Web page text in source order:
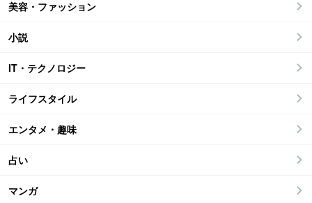
美容・ファッション
小説
IT・テクノロジー
ライフスタイル
エンタメ・趣味
占い
マンガ